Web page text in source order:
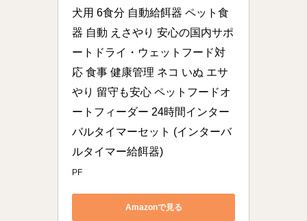
犬用 6食分 自動給餌器 ペット食
器 自動 えさやり 安心の国内サポ
ートドライ・ウェットフード対
応 食事 健康管理 ネコ いぬ エサ
やり 留守も安心 ペットフードオ
ートフィーダー 24時間インター
バルタイマーセット (インターバ
ルタイマー給餌器)
PF
Amazonで見る